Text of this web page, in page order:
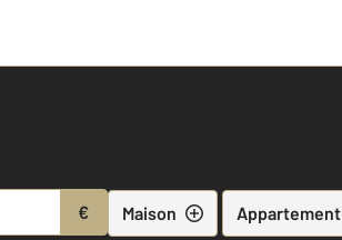
€ Maison Appartement